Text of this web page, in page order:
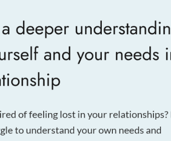
Versión de PHP
Página de inicio del tema